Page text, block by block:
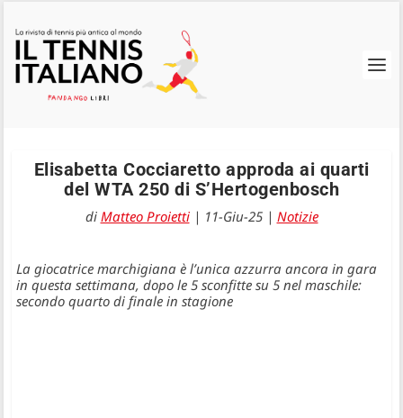
Elisabetta Cocciaretto approda ai quarti
del WTA 250 di S’Hertogenbosch
di Matteo Proietti| 11-Giu-25| Notizie
La giocatrice marchigiana è l’unica azzurra ancora in gara
in questa settimana, dopo le 5 sconfitte su 5 nel maschile:
secondo quarto di finale in stagione